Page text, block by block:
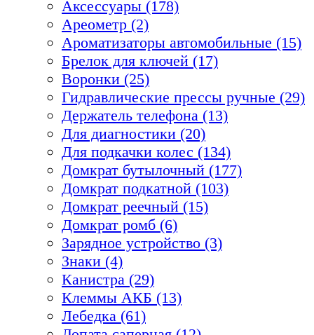
Аксессуары (178)
Ареометр (2)
Ароматизаторы автомобильные (15)
Брелок для ключей (17)
Воронки (25)
Гидравлические прессы ручные (29)
Держатель телефона (13)
Для диагностики (20)
Для подкачки колес (134)
Домкрат бутылочный (177)
Домкрат подкатной (103)
Домкрат реечный (15)
Домкрат ромб (6)
Зарядное устройство (3)
Знаки (4)
Канистра (29)
Клеммы АКБ (13)
Лебедка (61)